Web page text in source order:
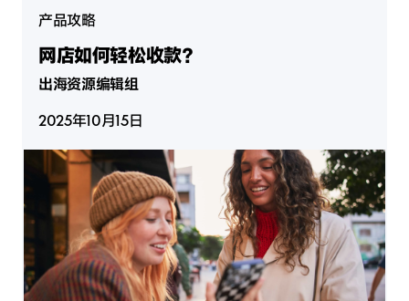
产品攻略
网店如何轻松收款？
出海资源编辑组
2025年10月15日